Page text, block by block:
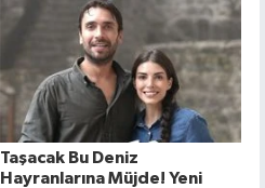
Taşacak Bu Deniz
Hayranlarına Müjde! Yeni